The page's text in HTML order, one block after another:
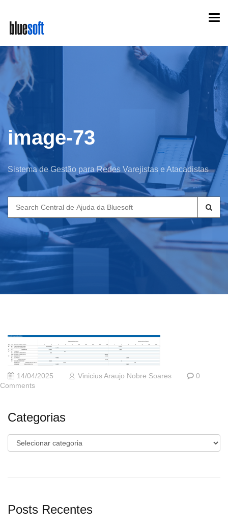
main
content
image-73
Sistema de Gestão para Redes Varejistas e Atacadistas
Search
for:
14/04/2025 Vinicius Araujo Nobre Soares
0
Comments
Categorias
Categorias
Posts Recentes